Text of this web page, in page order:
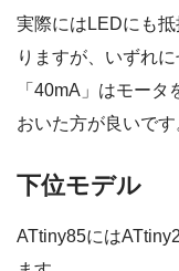
実際にはLEDにも
りますが、いずれ
「40mA」はモー
おいた方が良いです
下位モデル
ATtiny85には